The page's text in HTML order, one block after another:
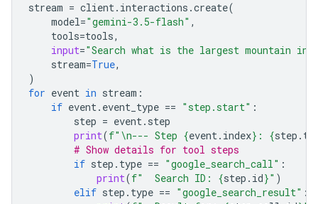
stream = client. interactions .create(
model="gemini-3.5-flash" ,
tools=tools,
input="Search what is the largest mountain in
stream=True,
)
for event in stream :
if event. event_type == "step.start" :
step = event. step
print(f" \n--- Step {event. index} : {step .
# Show details for tool steps
if step . type == "google_search_call" :
print(f"  Search ID: {step . id}" )
elif step . type == "google_search_result" :